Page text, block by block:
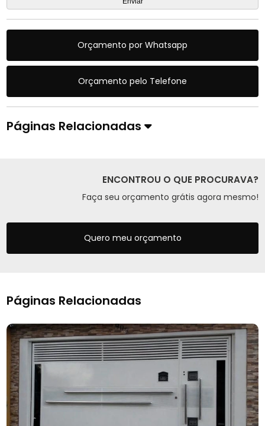
Orçamento por Whatsapp
Orçamento pelo Telefone
Páginas Relacionadas
ENCONTROU O QUE PROCURAVA?
Faça seu orçamento grátis agora mesmo!
Quero meu orçamento
Páginas Relacionadas